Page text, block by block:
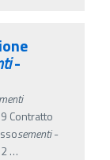
-
Contratto
sementi-
…